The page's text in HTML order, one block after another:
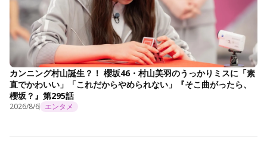
カンニング村山誕生？！ 櫻坂46・村山美羽のうっかりミスに「素
直でかわいい」「これだからやめられない」『そこ曲がったら、
櫻坂？』第295話
2026/8/6 エンタメ